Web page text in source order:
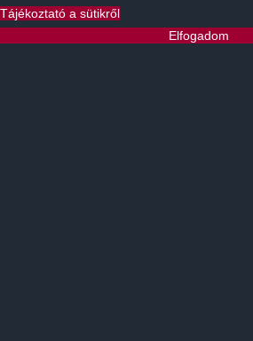
Tájékoztató a sütikről
Elfogadom